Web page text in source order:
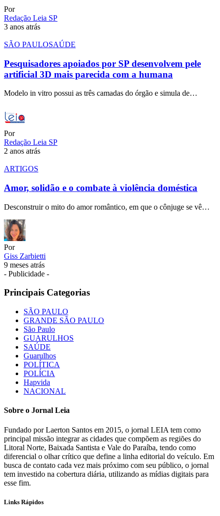
Por
Redação Leia SP
3 anos atrás
SÃO PAULOSAÚDE
Pesquisadores apoiados por SP desenvolvem pele
artificial 3D mais parecida com a humana
Modelo in vitro possui as três camadas do órgão e simula de…
Por
Redação Leia SP
2 anos atrás
ARTIGOS
Amor, solidão e o combate à violência doméstica
Desconstruir o mito do amor romântico, em que o cônjuge se vê…
Por
Giss Zarbietti
9 meses atrás
- Publicidade -
Principais Categorias
SÃO PAULO
GRANDE SÃO PAULO
São Paulo
GUARULHOS
SAÚDE
Guarulhos
POLÍTICA
POLÍCIA
Hapvida
NACIONAL
Sobre o Jornal Leia
Fundado por Laerton Santos em 2015, o jornal LEIA tem como
principal missão integrar as cidades que compõem as regiões do
Litoral Norte, Baixada Santista e Vale do Paraíba, tendo como
diferencial o olhar crítico que define a linha editorial do veículo. Em
busca de contato cada vez mais próximo com seu público, o jornal
tem investido na cobertura diária, utilizando as mídias digitais para
esse fim.
Links Rápidos